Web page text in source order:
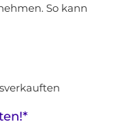
So kann